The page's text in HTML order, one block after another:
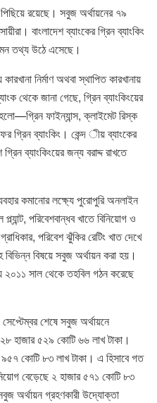
রয়েছে। সবুজ অর্থায়নের ৭৯
বাংলাদেশ ব্যাংকের গ্রিন ব্যাংকিং
তথ্য উঠে এসেছে।
নির্মাণ অথবা স্থাপিত কারখানায়
থেকে জানা গেছে, গ্রিন ব্যাংকিংয়ের
ফাইন্যান্স, ক্লাইমেট রিস্ক
ফর গ্রিন ব্যাংকিং। কেন্দ ীয় ব্যাংকের
ব্যাংকিংয়ের জন্য বরাদ্দ রাখতে
কমানোর লক্ষ্যে পুরোপুরি অনলাইন
পরিবেশবান্ধব খাতে বিনিয়োগ ও
পরিবেশ ঝুঁকির রেটিং খাত দেখে
বিষয়ে সবুজ অর্থায়ন করা হয়।
২০১১ সাল থেকে তহবিল গঠন করেছে
সেপ্টেম্বর শেষে সবুজ অর্থায়নে
২৮ হাজার ৫২৯ কোটি ৬৬ লাখ টাকা।
কোটি ৮৩ লাখ টাকা। এ হিসাবে গত
বেড়েছে ২ হাজার ৫৭১ কোটি ৮৩
অর্থায়ন গ্রহণকারী উদ্যোক্তা